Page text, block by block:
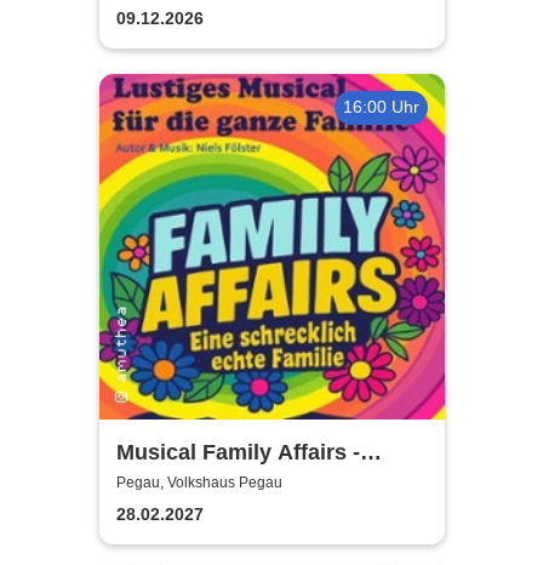
Sack und Rute
09.12.2026
16:00 Uhr
Musical Family Affairs -
präsentiert von AMuThea
Pegau, Volkshaus Pegau
28.02.2027